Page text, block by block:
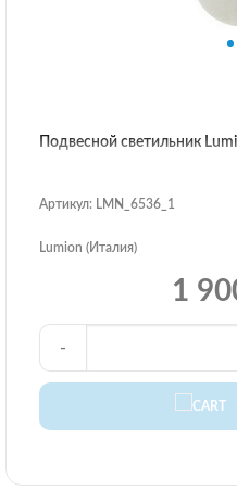
Подвесной светильник
Артикул: LMN_6536_1
Lumion (Италия)
1
-